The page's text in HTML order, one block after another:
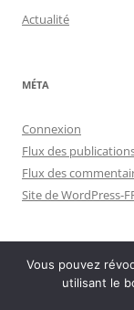
Actualité
MÉTA
Connexion
Flux des
Flux des
Site de WordPress-
Politique de
Vous pouvez
utilisant le